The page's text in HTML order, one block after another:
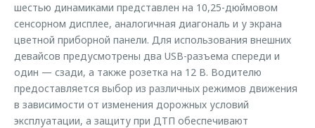
шестью динамиками представлен на 10,25-дюймовом
сенсорном дисплее, аналогичная диагональ и у экрана
цветной приборной панели. Для использования внешних
девайсов предусмотрены два USB-разъема спереди и
один — сзади, а также розетка на 12 В. Водителю
предоставляется выбор из различных режимов движения
в зависимости от изменения дорожных условий
эксплуатации, а защиту при ДТП обеспечивают